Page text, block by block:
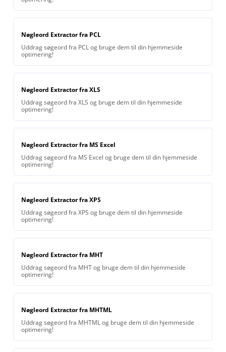
Nøgleord Extractor fra PCL
Uddrag søgeord fra PCL og bruge dem til din hjemmeside
optimering!
Nøgleord Extractor fra XLS
Uddrag søgeord fra XLS og bruge dem til din hjemmeside
optimering!
Nøgleord Extractor fra MS Excel
Uddrag søgeord fra MS Excel og bruge dem til din hjemmeside
optimering!
Nøgleord Extractor fra XPS
Uddrag søgeord fra XPS og bruge dem til din hjemmeside
optimering!
Nøgleord Extractor fra MHT
Uddrag søgeord fra MHT og bruge dem til din hjemmeside
optimering!
Nøgleord Extractor fra MHTML
Uddrag søgeord fra MHTML og bruge dem til din hjemmeside
optimering!